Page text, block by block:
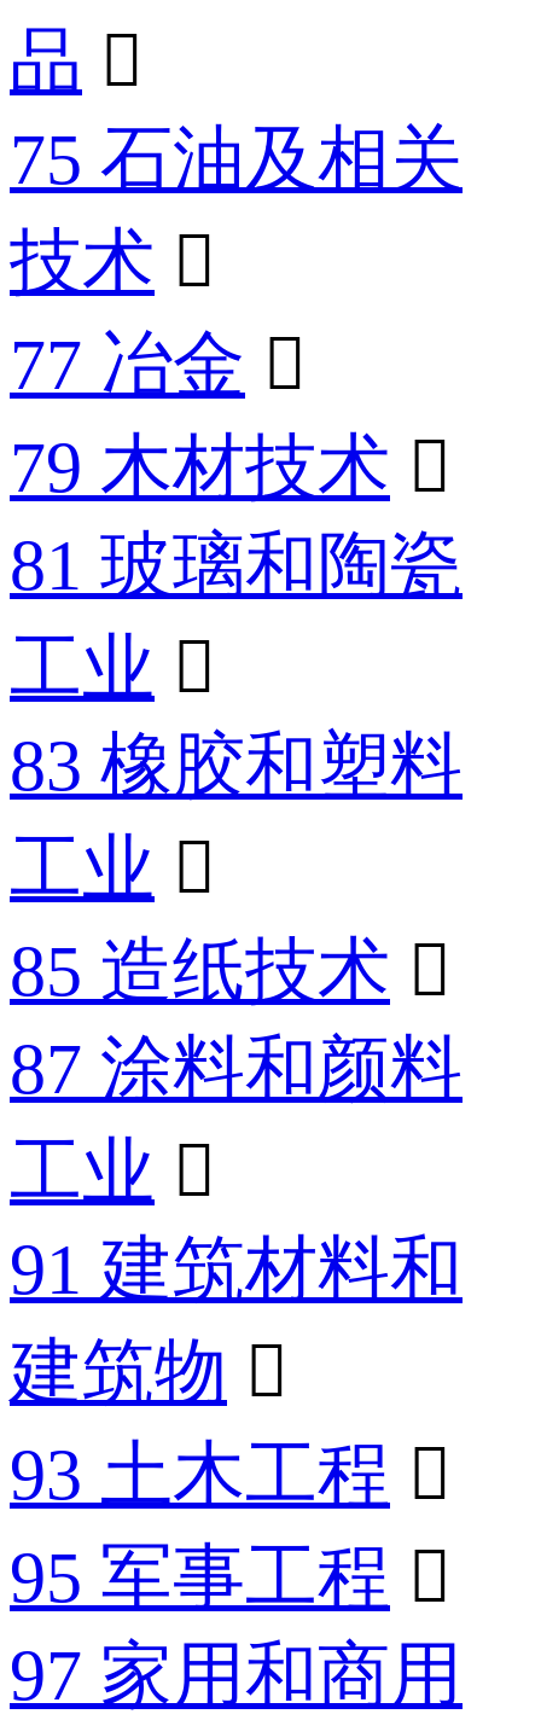
品 
75 石油及相关
技术 
77 冶金 
79 木材技术 
81 玻璃和陶瓷
工业 
83 橡胶和塑料
工业 
85 造纸技术 
87 涂料和颜料
工业 
91 建筑材料和
建筑物 
93 土木工程 
95 军事工程 
97 家用和商用